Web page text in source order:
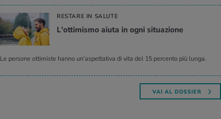
RESTARE IN SALUTE
L'ot­ti­mi­smo aiuta in ogni si­tua­zio­ne
Le persone ottimiste hanno un’aspettativa di vita del 15 percento più lunga.
VAI AL DOSSIER